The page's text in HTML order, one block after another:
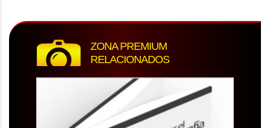
ZONA PREMIUM
RELACIONADOS